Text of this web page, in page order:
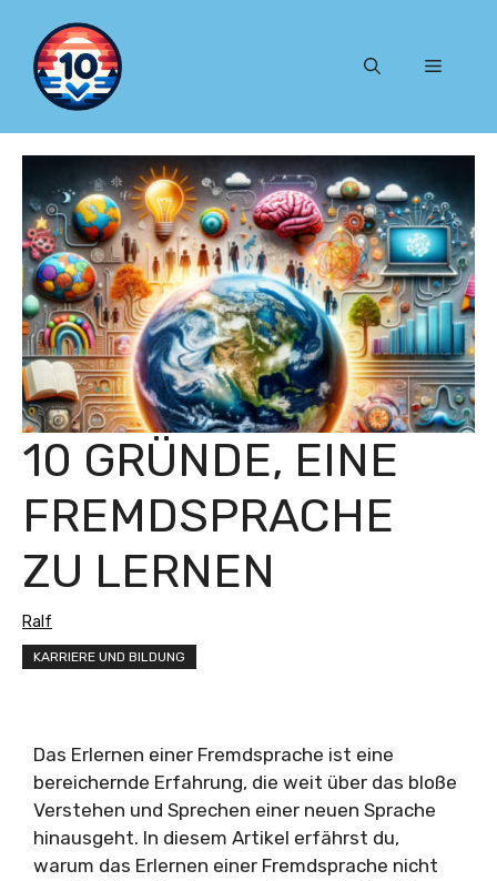
Inhalt
springen
Menü
10 GRÜNDE, EINE
FREMDSPRACHE
ZU LERNEN
Ralf
KARRIERE UND BILDUNG
Das Erlernen einer Fremdsprache ist eine
bereichernde Erfahrung, die weit über das bloße
Verstehen und Sprechen einer neuen Sprache
hinausgeht. In diesem Artikel erfährst du,
warum das Erlernen einer Fremdsprache nicht